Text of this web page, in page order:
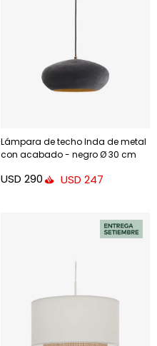
Lámpara de techo Inda de metal
con acabado - negro Ø 30 cm
USD 290 USD 247